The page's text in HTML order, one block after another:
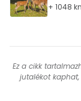
+ 1048
Ez a cikk
jutalékot